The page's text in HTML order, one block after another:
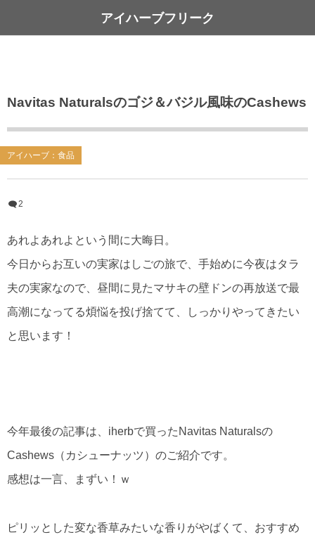
アイハーブフリーク
Navitas Naturalsのゴジ＆バジル風味のCashews
アイハーブ：食品
2
あれよあれよという間に大晦日。
今日からお互いの実家はしごの旅で、手始めに今夜はタラ
夫の実家なので、昼間に見たマサキの壁ドンの再放送で最
高潮になってる煩悩を投げ捨てて、しっかりやってきたい
と思います！
今年最後の記事は、iherbで買ったNavitas Naturalsの
Cashews（カシューナッツ）のご紹介です。
感想は一言、まずい！ｗ
ピリッとした変な香草みたいな香りがやばくて、おすすめ